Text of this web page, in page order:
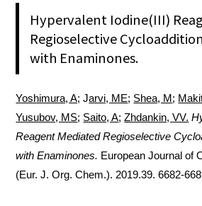
Hypervalent Iodine(III)
Regioselective
with Enaminones.
Yoshimura, A; Jarvi, ME; Shea, M;
Yusubov, MS; Saito, A;Zhdankin, VV.
Reagent Mediated Regioselective
with Enaminones. European Journal of
(Eur. J. Org. Chem.). 2019.39. 6682-